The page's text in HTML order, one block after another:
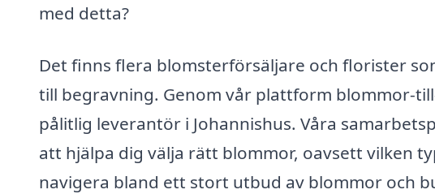
med detta?
Det finns flera blomsterförsäljare och florister
till begravning. Genom vår plattform blommor-
pålitlig leverantör i Johannishus. Våra
att hjälpa dig välja rätt blommor, oavsett vilken
navigera bland ett stort utbud av blommor och